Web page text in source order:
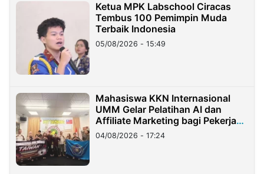
Ketua MPK Labschool Ciracas
Tembus 100 Pemimpin Muda
Terbaik Indonesia
05/08/2026 - 15:49
Mahasiswa KKN Internasional
UMM Gelar Pelatihan AI dan
Affiliate Marketing bagi Pekerja
Migran Indonesia di Taiwan
04/08/2026 - 17:24